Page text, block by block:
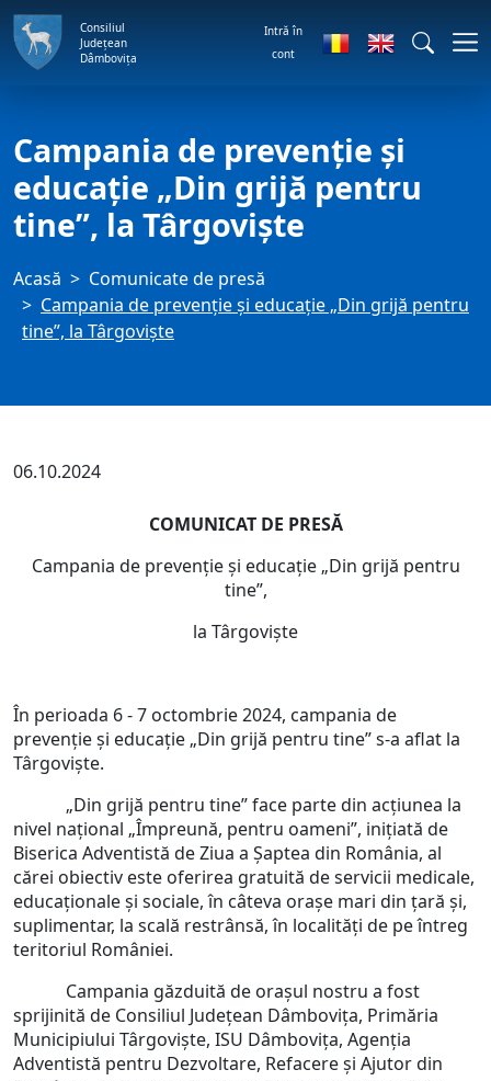
Consiliul
Județean
Dâmbovița
Intră în
cont
Campania de prevenție și
educație „Din grijă pentru
tine”, la Târgoviște
Acasă
Comunicate de presă
Campania de prevenție și educație „Din grijă pentru
tine”, la Târgoviște
06.10.2024
COMUNICAT DE PRESĂ
Campania de prevenție și educație „Din grijă pentru
tine”,
la Târgoviște
În perioada 6 - 7 octombrie 2024, campania de
prevenție și educație „Din grijă pentru tine” s-a aflat la
Târgoviște.
„Din grijă pentru tine” face parte din acțiunea la
nivel național „Împreună, pentru oameni”, inițiată de
Biserica Adventistă de Ziua a Șaptea din România, al
cărei obiectiv este oferirea gratuită de servicii medicale,
educaționale și sociale, în câteva orașe mari din țară și,
suplimentar, la scală restrânsă, în localități de pe întreg
teritoriul României.
Campania găzduită de orașul nostru a fost
sprijinită de Consiliul Județean Dâmbovița, Primăria
Municipiului Târgoviște, ISU Dâmbovița, Agenția
Adventistă pentru Dezvoltare, Refacere și Ajutor din